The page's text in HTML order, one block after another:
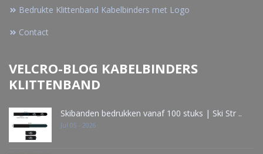
Bedrukte Klittenband Kabelbinders met Logo
Contact
VELCRO-BLOG KABELBINDERS
KLITTENBAND
Skibanden bedrukken vanaf 100 stuks | Ski Str ..
Jul 05 - 2026